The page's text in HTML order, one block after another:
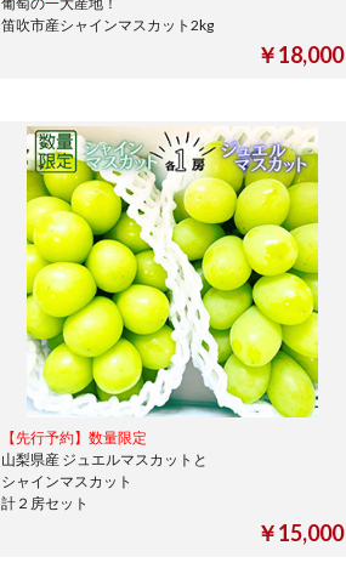
笛吹市産シャインマスカット2kg
￥18,000
【先行予約】数量限定
山梨県産 ジュエルマスカットと
シャインマスカット
計２房セット
￥15,000